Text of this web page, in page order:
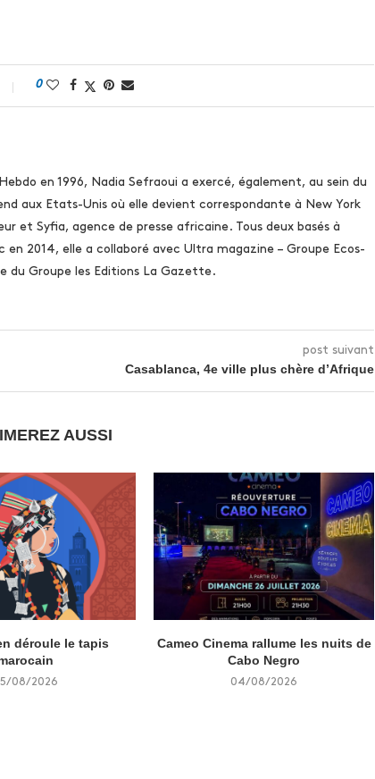
0
en 1996, Nadia Sefraoui a exercé, également, au sein du
aux Etats-Unis où elle devient correspondante à New York
et Syfia, agence de presse africaine. Tous deux basés à
en 2014, elle a collaboré avec Ultra magazine – Groupe Ecos-
du Groupe les Editions La Gazette.
post suivant
Casablanca, 4e ville plus chère d’Afrique
AUSSI
déroule le tapis
08/2026
Cameo Cinema rallume les nuits de
Cabo Negro
04/08/2026